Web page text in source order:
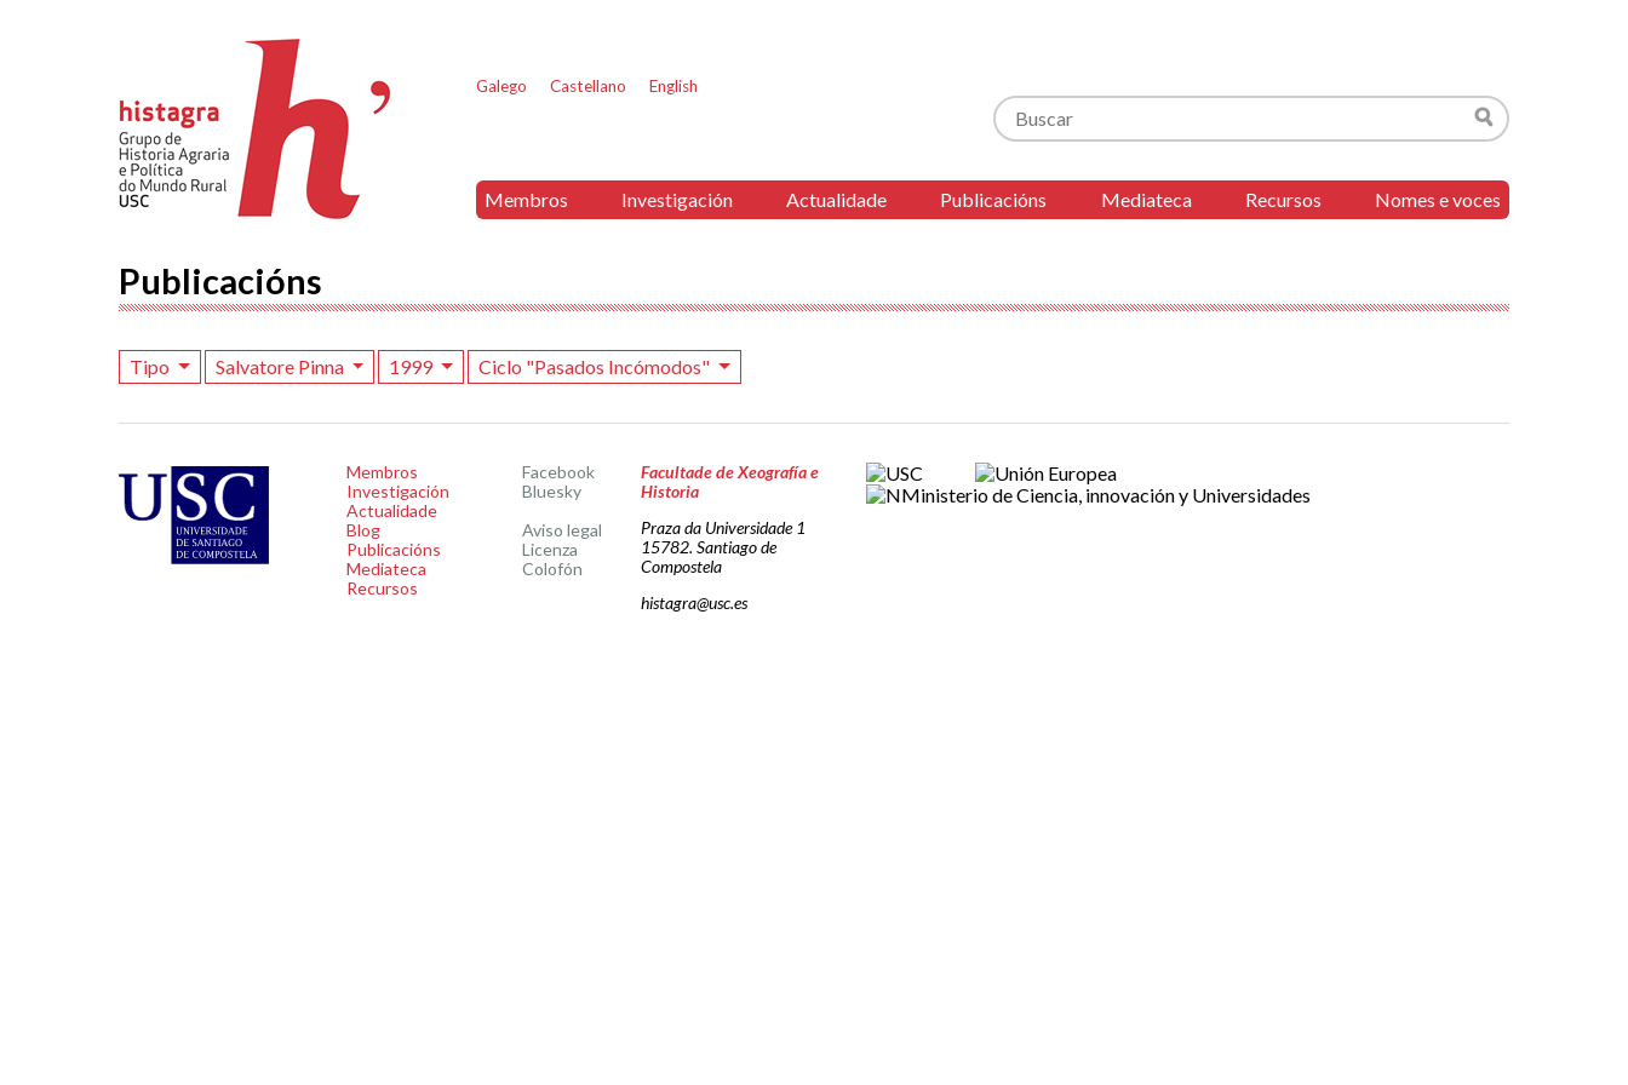
Galego Castellano English
Buscar
Buscar
Membros Investigación Actualidade Publicacións Mediateca Recursos Nomes e voces
Publicacións
Tipo Salvatore Pinna 1999 Ciclo "Pasados Incómodos"
Membros
Investigación
Actualidade
Blog
Publicacións
Mediateca
Recursos
Facebook
Bluesky
Aviso legal
Licenza
Colofón
Facultade de Xeografía e
Historia
Praza da Universidade 1
15782. Santiago de
Compostela
histagra@usc.es